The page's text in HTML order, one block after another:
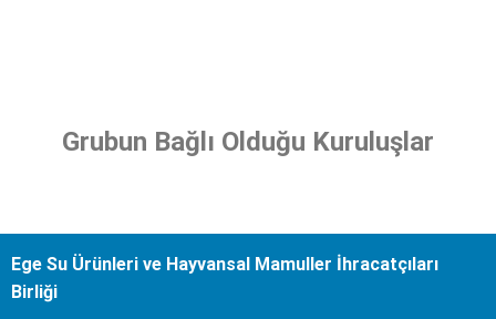
Grubun Bağlı Olduğu Kuruluşlar
Ege Su Ürünleri ve Hayvansal Mamuller İhracatçıları
Birliği